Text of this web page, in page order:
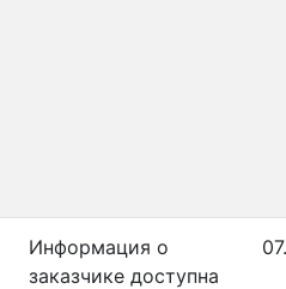
Информация о
заказчике доступна